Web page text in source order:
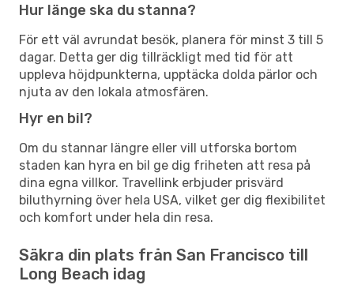
Hur länge ska du stanna?
För ett väl avrundat besök, planera för minst 3 till 5
dagar. Detta ger dig tillräckligt med tid för att
uppleva höjdpunkterna, upptäcka dolda pärlor och
njuta av den lokala atmosfären.
Hyr en bil?
Om du stannar längre eller vill utforska bortom
staden kan hyra en bil ge dig friheten att resa på
dina egna villkor. Travellink erbjuder prisvärd
biluthyrning över hela USA, vilket ger dig flexibilitet
och komfort under hela din resa.
Säkra din plats från San Francisco till
Long Beach idag